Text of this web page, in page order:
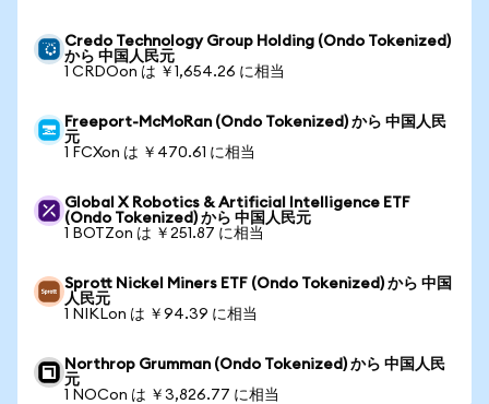
Credo Technology Group Holding (Ondo Tokenized)
から 中国人民元
1 CRDOon は ￥1,654.26 に相当
Freeport-McMoRan (Ondo Tokenized) から 中国人民
元
1 FCXon は ￥470.61 に相当
Global X Robotics & Artificial Intelligence ETF
(Ondo Tokenized) から 中国人民元
1 BOTZon は ￥251.87 に相当
Sprott Nickel Miners ETF (Ondo Tokenized) から 中国
人民元
1 NIKLon は ￥94.39 に相当
Northrop Grumman (Ondo Tokenized) から 中国人民
元
1 NOCon は ￥3,826.77 に相当